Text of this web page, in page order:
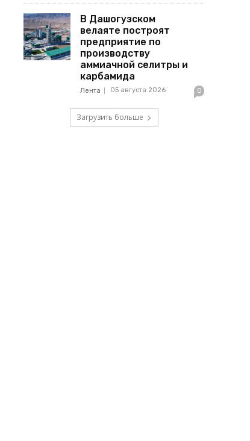
В Дашогузском
велаяте построят
предприятие по
производству
аммиачной селитры и
карбамида
Лента 05 августа 2026 0
Загрузить больше